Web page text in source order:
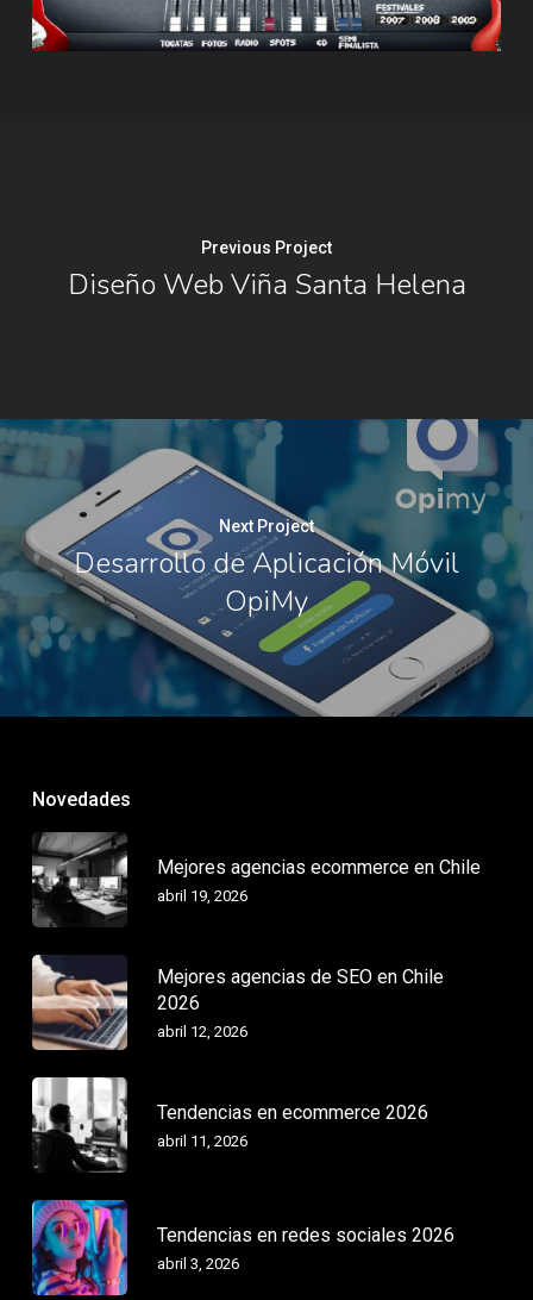
Previous Project
Diseño Web Viña Santa Helena
Next Project
Desarrollo de Aplicación Móvil
OpiMy
Novedades
Mejores agencias ecommerce en Chile
abril 19, 2026
Mejores agencias de SEO en Chile
2026
abril 12, 2026
Tendencias en ecommerce 2026
abril 11, 2026
Tendencias en redes sociales 2026
abril 3, 2026